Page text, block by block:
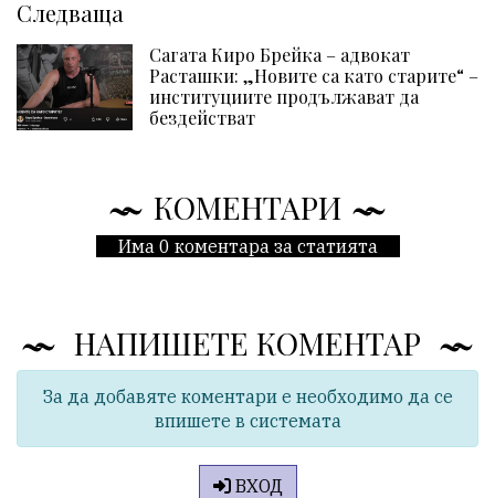
Следваща
Сагата Киро Брейка – адвокат
Расташки: „Новите са като старите“ –
институциите продължават да
бездействат
КОМЕНТАРИ
Има 0 коментара за статията
НАПИШЕТЕ КОМЕНТАР
За да добавяте коментари е необходимо да се
впишете в системата
ВХОД